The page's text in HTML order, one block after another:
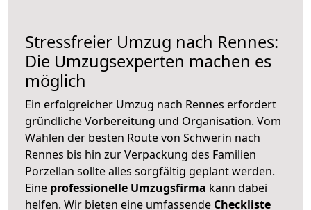
Stressfreier Umzug nach Rennes:
Die Umzugsexperten machen es
möglich
Ein erfolgreicher Umzug nach Rennes erfordert
gründliche Vorbereitung und Organisation. Vom
Wählen der besten Route von Schwerin nach
Rennes bis hin zur Verpackung des Familien
Porzellan sollte alles sorgfältig geplant werden.
Eine professionelle Umzugsfirma kann dabei
helfen. Wir bieten eine umfassende Checkliste